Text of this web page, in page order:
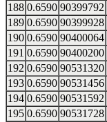
188 0.6590 90399792
189 0.6590 90399928
190 0.6590 90400064
191 0.6590 90400200
192 0.6590 90531320
193 0.6590 90531456
194 0.6590 90531592
195 0.6590 90531728